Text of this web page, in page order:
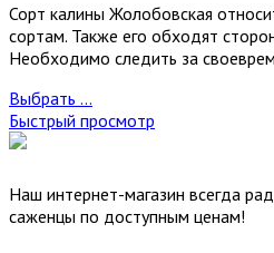
Сорт калины Жолобовская
сортам. Также его обходят
Необходимо следить за
Выбрать ...
Быстрый просмотр
Наш интернет-магазин всегда
саженцы по доступным ценам!